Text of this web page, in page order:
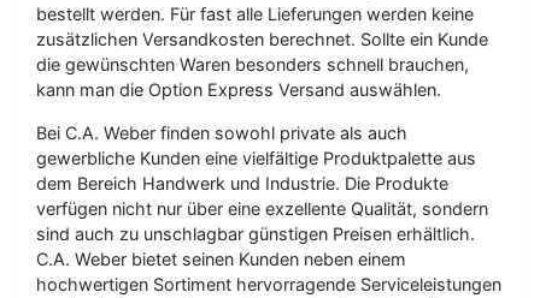
bestellt werden. Für fast alle Lieferungen werden keine
zusätzlichen Versandkosten berechnet. Sollte ein Kunde
die gewünschten Waren besonders schnell brauchen,
kann man die Option Express Versand auswählen.
Bei C.A. Weber finden sowohl private als auch
gewerbliche Kunden eine vielfältige Produktpalette aus
dem Bereich Handwerk und Industrie. Die Produkte
verfügen nicht nur über eine exzellente Qualität, sondern
sind auch zu unschlagbar günstigen Preisen erhältlich.
C.A. Weber bietet seinen Kunden neben einem
hochwertigen Sortiment hervorragende Serviceleistungen